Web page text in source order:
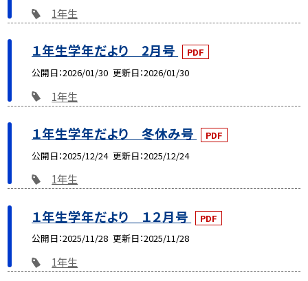
1年生
１年生学年だより 2月号
PDF
公開日 2026/01/30 更新日 2026/01/30
1年生
１年生学年だより 冬休み号
PDF
公開日 2025/12/24 更新日 2025/12/24
1年生
１年生学年だより １２月号
PDF
公開日 2025/11/28 更新日 2025/11/28
1年生